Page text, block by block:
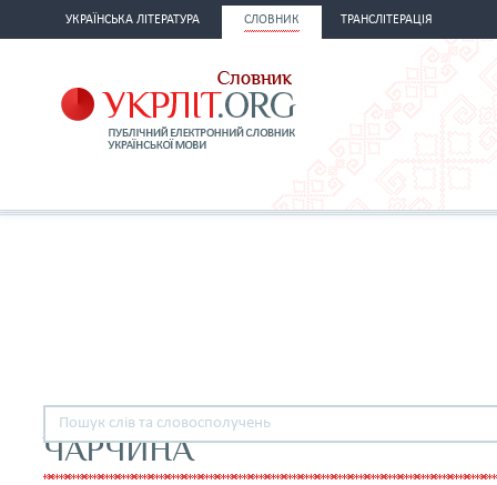
УКРАЇНСЬКА ЛІТЕРАТУРА СЛОВНИК ТРАНСЛІТЕРАЦІЯ
ЧАРЧИНА